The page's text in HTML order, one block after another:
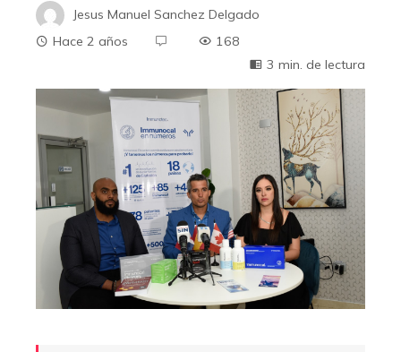
Jesus Manuel Sanchez Delgado
Hace 2 años
168
3 min. de lectura